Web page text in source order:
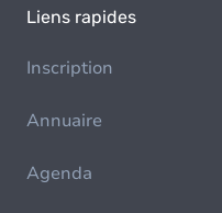
Liens rapides
Inscription
Annuaire
Agenda